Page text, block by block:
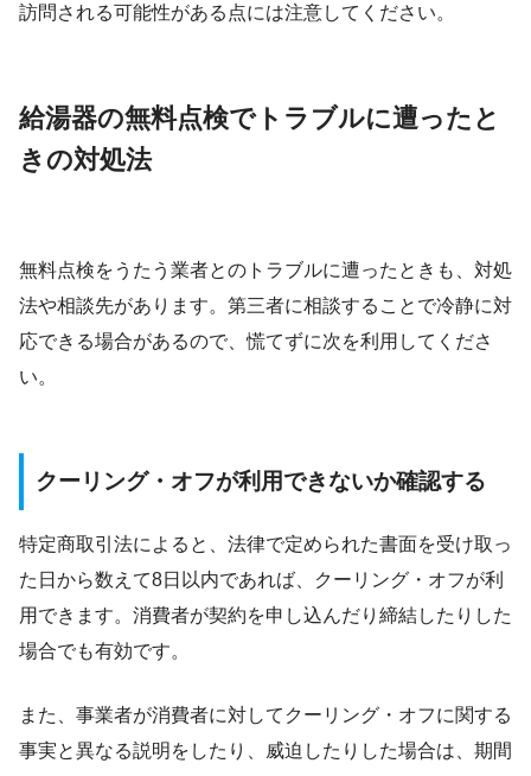
訪問される可能性がある点には注意してください。
給湯器の無料点検でトラブルに遭ったと
きの対処法
無料点検をうたう業者とのトラブルに遭ったときも、対処
法や相談先があります。第三者に相談することで冷静に対
応できる場合があるので、慌てずに次を利用してくださ
い。
クーリング・オフが利用できないか確認する
特定商取引法によると、法律で定められた書面を受け取っ
た日から数えて8日以内であれば、クーリング・オフが利
用できます。消費者が契約を申し込んだり締結したりした
場合でも有効です。
また、事業者が消費者に対してクーリング・オフに関する
事実と異なる説明をしたり、威迫したりした場合は、期間